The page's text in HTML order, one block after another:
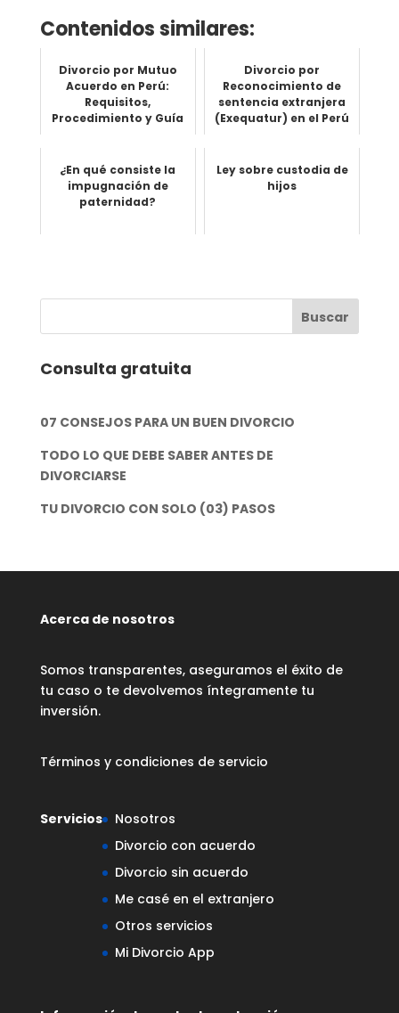
Contenidos similares:
Divorcio por Mutuo
Acuerdo en Perú:
Requisitos,
Procedimiento y Guía
Divorcio por
Reconocimiento de
sentencia extranjera
(Exequatur) en el Perú
¿En qué consiste la
impugnación de
paternidad?
Ley sobre custodia de
hijos
Consulta gratuita
07 CONSEJOS PARA UN BUEN DIVORCIO
TODO LO QUE DEBE SABER ANTES DE
DIVORCIARSE
TU DIVORCIO CON SOLO (03) PASOS
Acerca de nosotros
Somos transparentes, aseguramos el éxito de
tu caso o te devolvemos íntegramente tu
inversión.
Términos y condiciones de servicio
Servicios
Nosotros
Divorcio con acuerdo
Divorcio sin acuerdo
Me casé en el extranjero
Otros servicios
Mi Divorcio App